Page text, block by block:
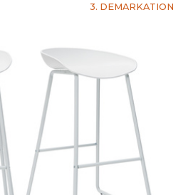
3. DEMARKATION